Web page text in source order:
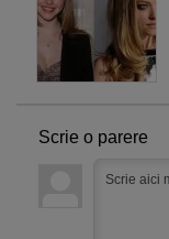
Scrie o parere